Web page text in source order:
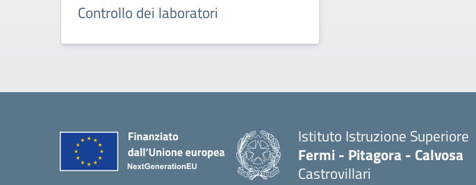
Controllo dei laboratori
Istituto Istruzione Superiore
Fermi - Pitagora - Calvosa
Castrovillari